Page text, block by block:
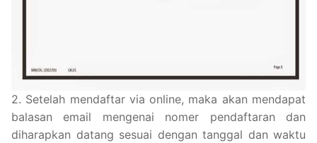
2. Setelah mendaftar via online, maka akan mendapat
balasan email mengenai nomer pendaftaran dan
diharapkan datang sesuai dengan tanggal dan waktu